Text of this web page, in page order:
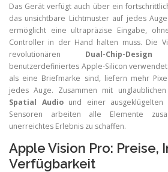
Das Gerät verfügt auch über ein
das unsichtbare Lichtmuster auf jedes
ermöglicht eine ultrapräzise Eingabe,
Controller in der Hand halten muss. Die
revolutionären Dual-Chip-Design
benutzerdefiniertes Apple-Silicon
als eine Briefmarke sind, liefern mehr
jedes Auge. Zusammen mit
Spatial Audiound einer ausgeklügelten
Sensoren arbeiten alle Elemente
unerreichtes Erlebnis zu schaffen.
Apple Vision Pro: Preise,
Verfügbarkeit